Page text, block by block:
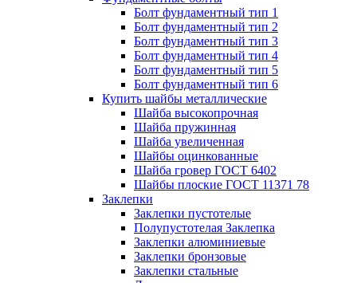
Болт фундаментный тип 1
Болт фундаментный тип 2
Болт фундаментный тип 3
Болт фундаментный тип 4
Болт фундаментный тип 5
Болт фундаментный тип 6
Купить шайбы металлические
Шайба высокопрочная
Шайба пружинная
Шайба увеличенная
Шайбы оцинкованные
Шайба гровер ГОСТ 6402
Шайбы плоские ГОСТ 11371 78
Заклепки
Заклепки пустотелые
Полупустотелая Заклепка
Заклепки алюминиевые
Заклепки бронзовые
Заклепки стальные